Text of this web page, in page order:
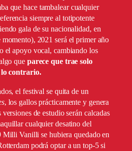
que hace tambalear cualquier
siempre al totipotente
gala de su nacionalidad, en
2021 será el primer año
el apoyo vocal, cambiando los
que parece que trae solo
lo contrario.
el festival se quita de un
, los gallos prácticamente y genera
de estudio serán calcadas
cualquier desatino del
Milli Vanilli se hubiera quedado en
podrá optar a un top-5 si